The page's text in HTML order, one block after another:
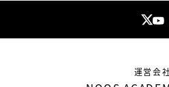
運営会